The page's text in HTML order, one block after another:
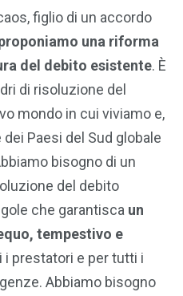
figlio di un accordo
una riforma
del debito esistente. È
di risoluzione del
mondo in cui viviamo e,
Paesi del Sud globale
bisogno di un
del debito
che garantisca un
tempestivo e
i prestatori e per tutti i
Abbiamo bisogno